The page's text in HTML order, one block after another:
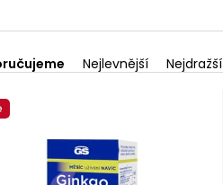
Nejlevnější Nejdražší